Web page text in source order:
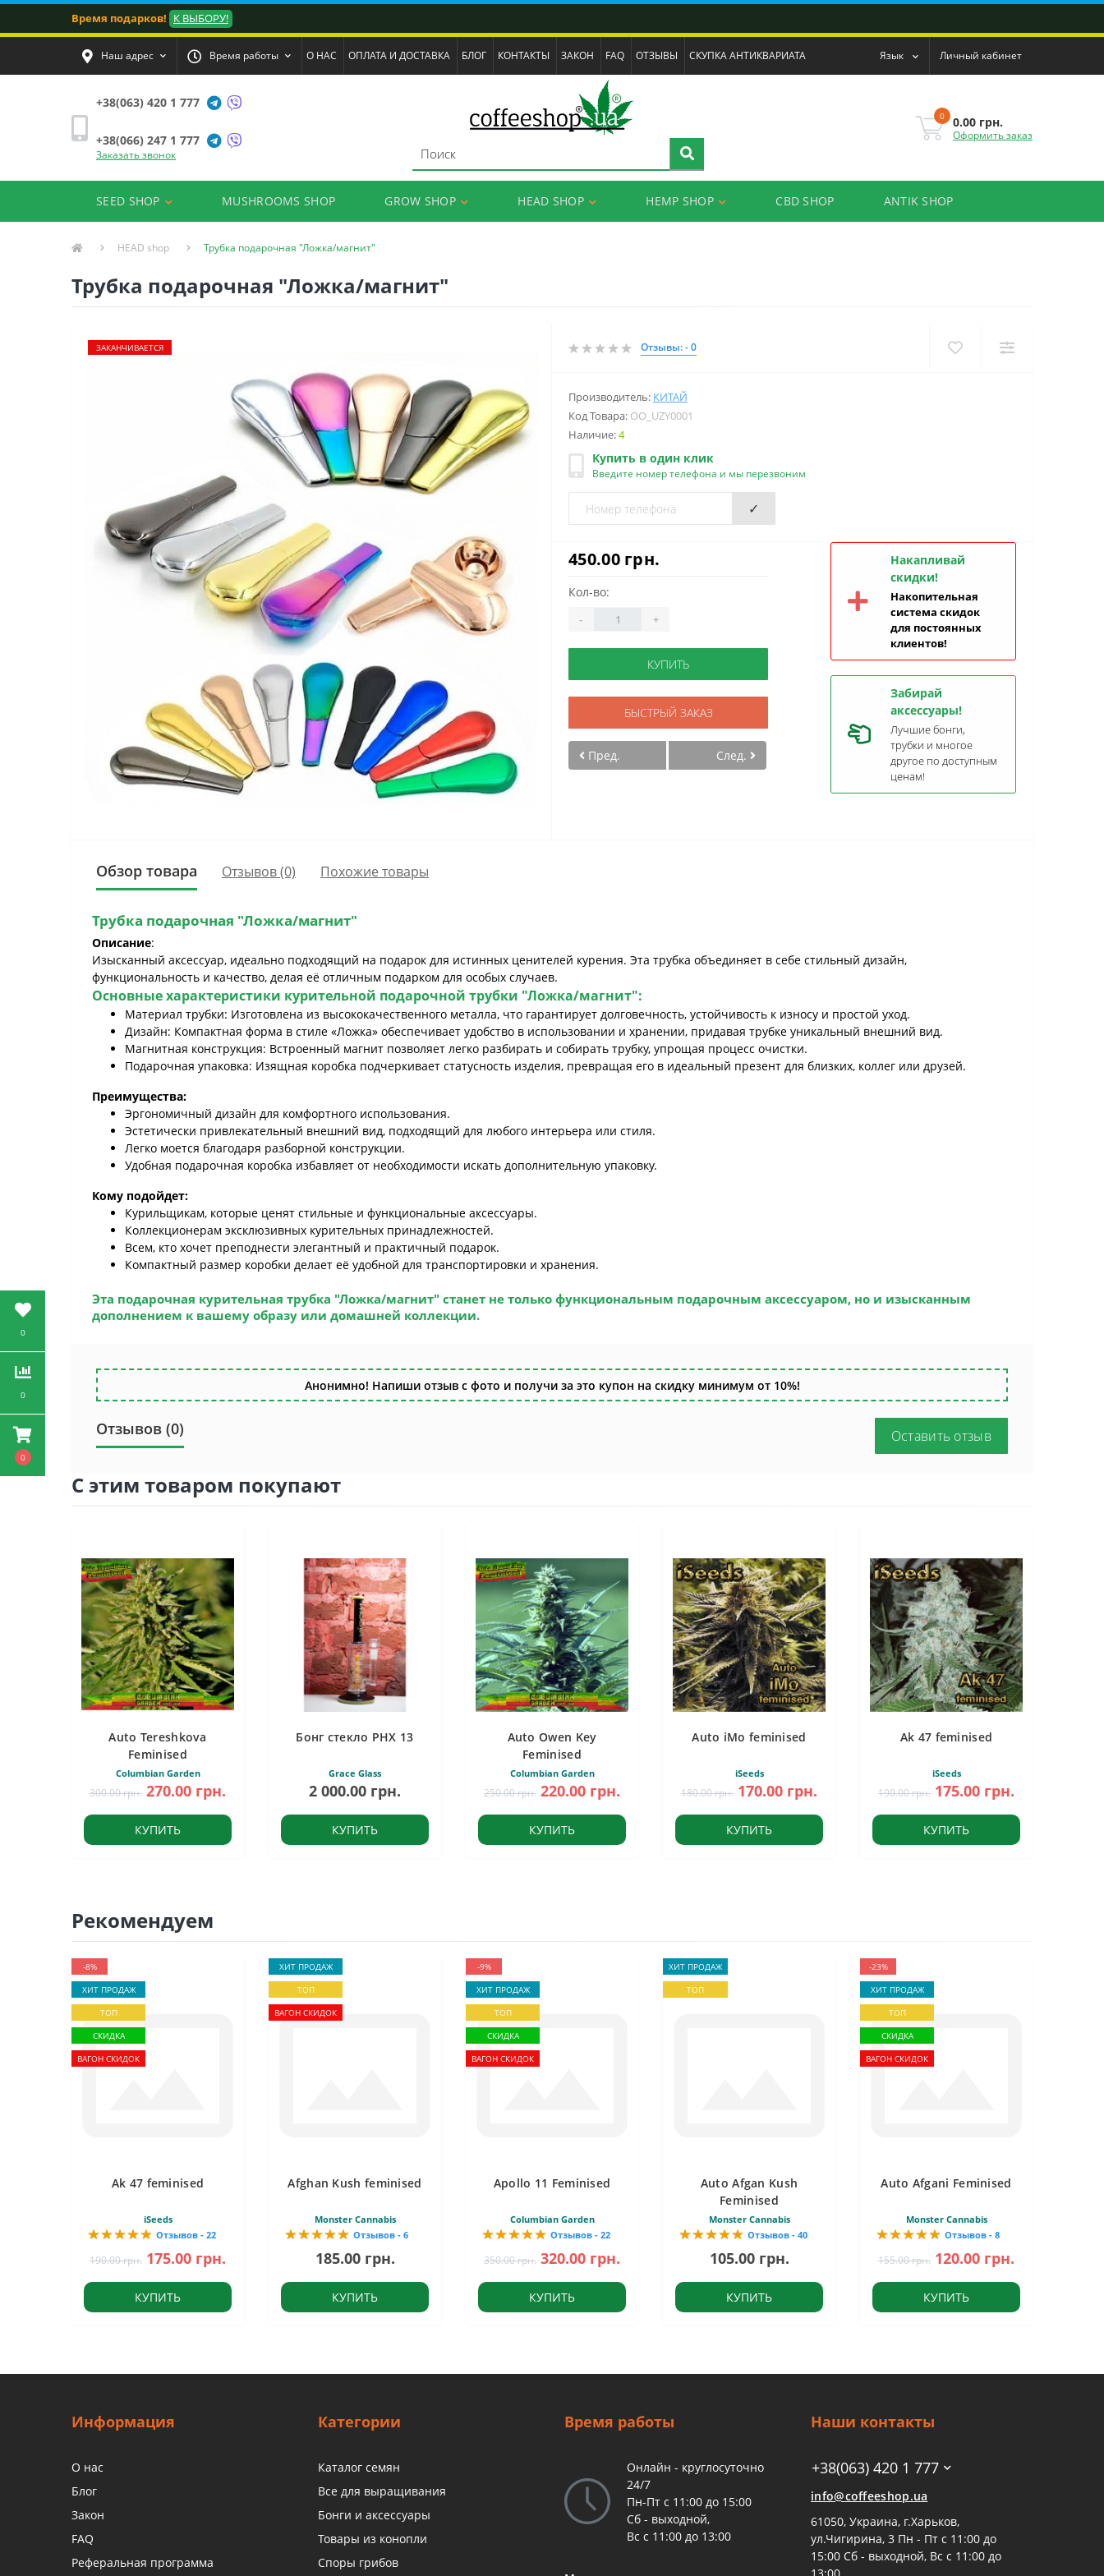
0
0
0
Время подарков! К ВЫБОРУ!
Наш адрес Время работы О НАС ОПЛАТА И ДОСТАВКА БЛОГ КОНТАКТЫ ЗАКОН FAQ ОТЗЫВЫ СКУПКА АНТИКВАРИАТА Язык Личный кабинет
+38(063) 420 1 777
+38(066) 247 1 777
Заказать звонок
0 0.00 грн.
Оформить заказ
SEED SHOP MUSHROOMS SHOP GROW SHOP HEAD SHOP HEMP SHOP CBD SHOP ANTIK SHOP
HEAD shop Трубка подарочная "Ложка/магнит"
Трубка подарочная "Ложка/магнит"
ЗАКАНЧИВАЕТСЯ Отзывы: - 0
Производитель: КИТАЙ
Код Товара: OO_UZY0001
Наличие:4
Купить в один клик
Введите номер телефона и мы перезвоним
✓
450.00 грн.
Кол-во:
- +
КУПИТЬ
БЫСТРЫЙ ЗАКАЗ
Пред. След.
Накапливай
скидки!
Накопительная
система скидок
для постоянных
клиентов!
Забирай
аксессуары!
Лучшие бонги,
трубки и многое
другое по доступным
ценам!
Обзор товара Отзывов (0) Похожие товары
Трубка подарочная "Ложка/магнит"
Описание:
Изысканный аксессуар, идеально подходящий на подарок для истинных ценителей курения. Эта трубка объединяет в себе стильный дизайн,
функциональность и качество, делая её отличным подарком для особых случаев.
Основные характеристики курительной подарочной трубки "Ложка/магнит":
Материал трубки: Изготовлена из высококачественного металла, что гарантирует долговечность, устойчивость к износу и простой уход.
Дизайн: Компактная форма в стиле «Ложка» обеспечивает удобство в использовании и хранении, придавая трубке уникальный внешний вид.
Магнитная конструкция: Встроенный магнит позволяет легко разбирать и собирать трубку, упрощая процесс очистки.
Подарочная упаковка: Изящная коробка подчеркивает статусность изделия, превращая его в идеальный презент для близких, коллег или друзей.
Преимущества:
Эргономичный дизайн для комфортного использования.
Эстетически привлекательный внешний вид, подходящий для любого интерьера или стиля.
Легко моется благодаря разборной конструкции.
Удобная подарочная коробка избавляет от необходимости искать дополнительную упаковку.
Кому подойдет:
Курильщикам, которые ценят стильные и функциональные аксессуары.
Коллекционерам эксклюзивных курительных принадлежностей.
Всем, кто хочет преподнести элегантный и практичный подарок.
Компактный размер коробки делает её удобной для транспортировки и хранения.
Эта подарочная курительная трубка "Ложка/магнит" станет не только функциональным подарочным аксессуаром, но и изысканным
дополнением к вашему образу или домашней коллекции.
Анонимно! Напиши отзыв с фото и получи за это купон на скидку минимум от 10%!
Отзывов (0) Оставить отзыв
С этим товаром покупают
Auto Tereshkova
Feminised
Columbian Garden
300.00 грн. 270.00 грн.
КУПИТЬ
Бонг стекло PHX 13
Grace Glass
2 000.00 грн.
КУПИТЬ
Auto Owen Key
Feminised
Columbian Garden
250.00 грн. 220.00 грн.
КУПИТЬ
Auto iMo feminised
iSeeds
180.00 грн. 170.00 грн.
КУПИТЬ
Ak 47 feminised
iSeeds
190.00 грн. 175.00 грн.
КУПИТЬ
Рекомендуем
-8%
ХИТ ПРОДАЖ
ТОП
СКИДКА
ВАГОН СКИДОК
Ak 47 feminised
iSeeds
Отзывов - 22
190.00 грн. 175.00 грн.
КУПИТЬ
ХИТ ПРОДАЖ
ТОП
ВАГОН СКИДОК
Afghan Kush feminised
Monster Cannabis
Отзывов - 6
185.00 грн.
КУПИТЬ
-9%
ХИТ ПРОДАЖ
ТОП
СКИДКА
ВАГОН СКИДОК
Apollo 11 Feminised
Columbian Garden
Отзывов - 22
350.00 грн. 320.00 грн.
КУПИТЬ
ХИТ ПРОДАЖ
ТОП
Auto Afgan Kush
Feminised
Monster Cannabis
Отзывов - 40
105.00 грн.
КУПИТЬ
-23%
ХИТ ПРОДАЖ
ТОП
СКИДКА
ВАГОН СКИДОК
Auto Afgani Feminised
Monster Cannabis
Отзывов - 8
155.00 грн. 120.00 грн.
КУПИТЬ
Информация
О нас
Блог
Закон
FAQ
Реферальная программа
Категории
Каталог семян
Все для выращивания
Бонги и аксессуары
Товары из конопли
Споры грибов
Время работы
Онлайн - круглосуточно
24/7
Пн-Пт с 11:00 до 15:00
Сб - выходной,
Вс с 11:00 до 13:00
Наши контакты
+38(063) 420 1 777
info@coffeeshop.ua
61050, Украина, г.Харьков,
ул.Чигирина, 3 Пн - Пт с 11:00 до
15:00 Сб - выходной, Вс с 11:00 до